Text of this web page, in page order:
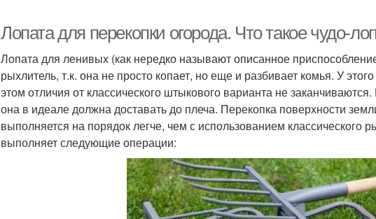
Лопата для перекопки огорода. Что такое чудо-
Лопата для ленивых (как нередко называют описанное
рыхлитель, т.к. она не просто копает, но еще и разбивает комья. У
этом отличия от классического штыкового варианта не
она в идеале должна доставать до плеча. Перекопка поверхности
выполняется на порядок легче, чем с использованием классического
выполняет следующие операции: